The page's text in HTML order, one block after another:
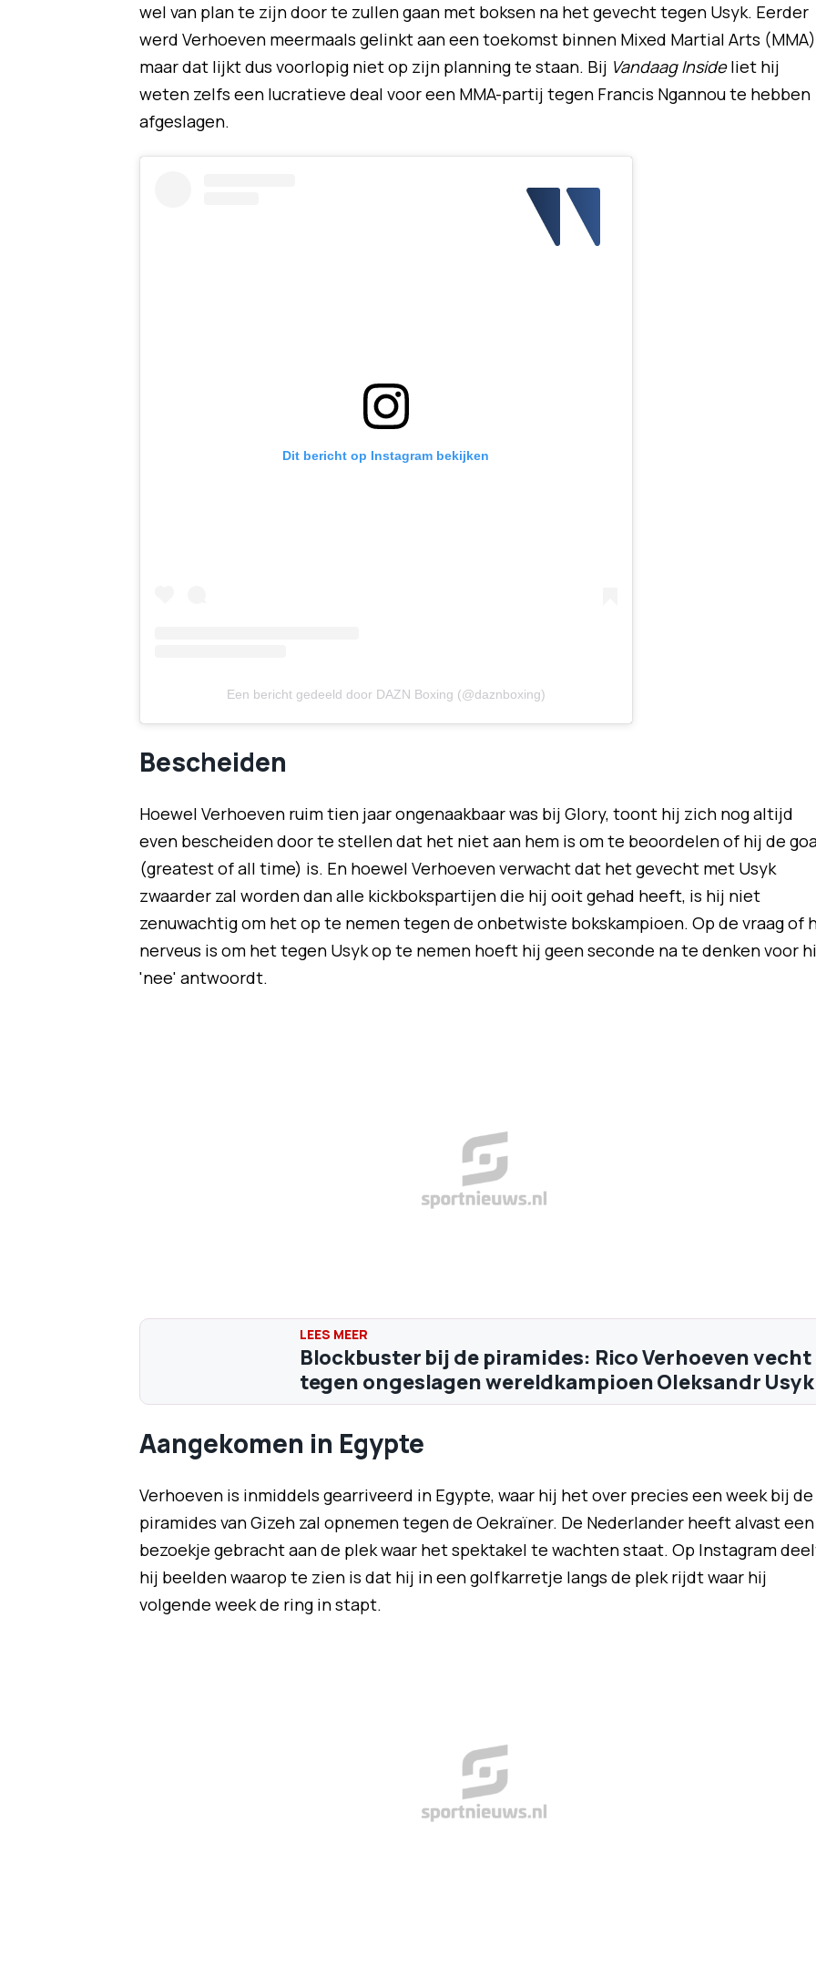
wel van plan te zijn door te zullen gaan met boksen na het gevecht tegen Usyk. Eerder
werd Verhoeven meermaals gelinkt aan een toekomst binnen Mixed Martial Arts
maar dat lijkt dus voorlopig niet op zijn planning te staan. Bij Vandaag Insideliet hij
weten zelfs een lucratieve deal voor een MMA-partij tegen Francis Ngannou te hebben
afgeslagen.
Dit bericht op Instagram bekijken
Een bericht gedeeld door DAZN Boxing (@daznboxing)
Bescheiden
Hoewel Verhoeven ruim tien jaar ongenaakbaar was bij Glory, toont hij zich nog altijd
even bescheiden door te stellen dat het niet aan hem is om te beoordelen of hij de
(greatest of all time) is. En hoewel Verhoeven verwacht dat het gevecht met Usyk
zwaarder zal worden dan alle kickbokspartijen die hij ooit gehad heeft, is hij niet
zenuwachtig om het op te nemen tegen de onbetwiste bokskampioen. Op de vraag of
nerveus is om het tegen Usyk op te nemen hoeft hij geen seconde na te denken voor
'nee' antwoordt.
Blockbuster bij de piramides: Rico Verhoeven vecht
tegen ongeslagen wereldkampioen Oleksandr Usyk
Aangekomen in Egypte
Verhoeven is inmiddels gearriveerd in Egypte, waar hij het over precies een week bij de
piramides van Gizeh zal opnemen tegen de Oekraïner. De Nederlander heeft alvast een
bezoekje gebracht aan de plek waar het spektakel te wachten staat. Op Instagram
hij beelden waarop te zien is dat hij in een golfkarretje langs de plek rijdt waar hij
volgende week de ring in stapt.